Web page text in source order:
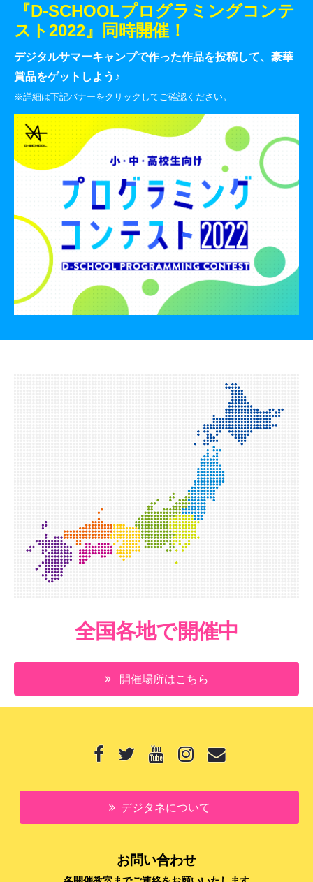
『D-SCHOOLプログラミングコンテ
スト2022』同時開催！
デジタルサマーキャンプで作った作品を投稿して、豪華
賞品をゲットしよう♪
※詳細は下記バナーをクリックしてご確認ください。
全国各地で開催中
開催場所はこちら
デジタネについて
お問い合わせ